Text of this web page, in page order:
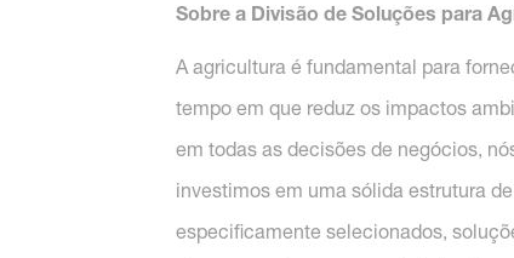
Sobre a Divisão de Soluções para
A agricultura é fundamental para
tempo em que reduz os impactos
em todas as decisões de negócios,
investimos em uma sólida estrutura
especificamente selecionados,